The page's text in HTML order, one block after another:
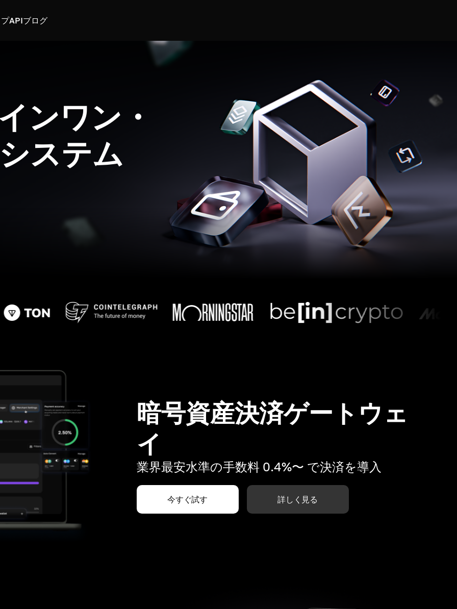
APIブログ
ンワン・
ステム
暗号資産決済ゲートウェ
イ
業界最安水準の手数料 0.4%〜 で決済を導入
今すぐ試す 詳しく見る